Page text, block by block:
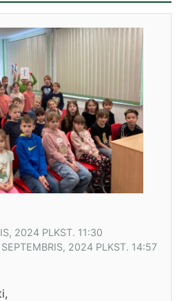
2024 PLKST. 11:30
2024 PLKST. 14:57